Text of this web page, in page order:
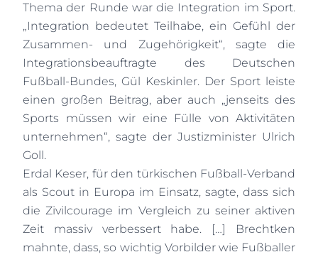
Thema der Runde war die Integration im Sport.
„Integration bedeutet Teilhabe, ein Gefühl der
Zusammen- und Zugehörigkeit“, sagte die
Integrationsbeauftragte des Deutschen
Fußball-Bundes, Gül Keskinler. Der Sport leiste
einen großen Beitrag, aber auch „jenseits des
Sports müssen wir eine Fülle von Aktivitäten
unternehmen“, sagte der Justizminister Ulrich
Goll.
Erdal Keser, für den türkischen Fußball-Verband
als Scout in Europa im Einsatz, sagte, dass sich
die Zivilcourage im Vergleich zu seiner aktiven
Zeit massiv verbessert habe. […] Brechtken
mahnte, dass, so wichtig Vorbilder wie Fußballer